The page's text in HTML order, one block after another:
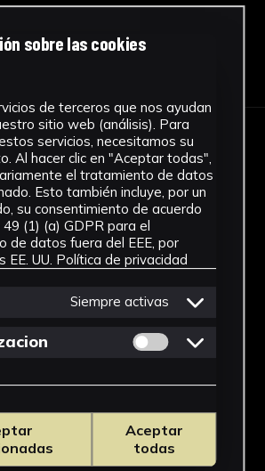
IMÁGENES
sobre las cookies
de terceros que nos ayudan
sitio web (análisis). Para
servicios, necesitamos su
Al hacer clic en "Aceptar todas",
el tratamiento de datos
Esto también incluye, por un
su consentimiento de acuerdo
49 (1) (a) GDPR para el
de datos fuera del EEE, por
EE. UU. Política de privacidad
Siempre activas
Permitir cookies
Aceptar
todas